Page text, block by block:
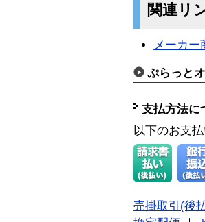
関連リ
メーカー
ぷらっと
支払方法に
以下のお支
売掛取引(後